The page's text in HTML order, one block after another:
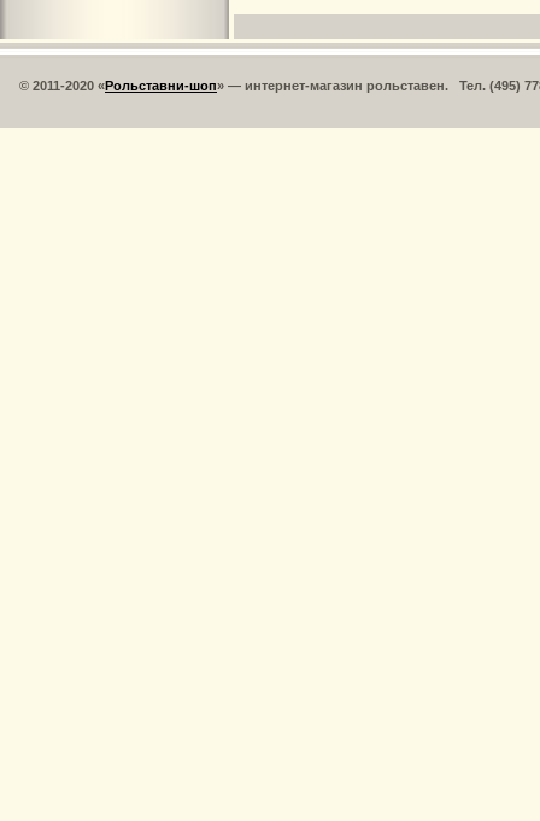
© 2011-2020 «Рольставни-шоп» — интернет-магазин рольставен. Тел. (495)